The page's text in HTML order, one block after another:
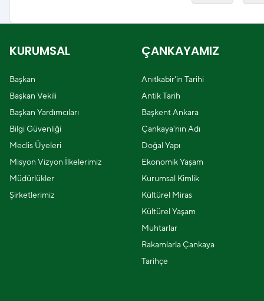
KURUMSAL
Başkan
Başkan Vekili
Başkan Yardımcıları
Bilgi Güvenliği
Meclis Üyeleri
Misyon Vizyon İlkelerimiz
Müdürlükler
Şirketlerimiz
ÇANKAYAMIZ
Anıtkabir'in Tarihi
Antik Tarih
Başkent Ankara
Çankaya'nın Adı
Doğal Yapı
Ekonomik Yaşam
Kurumsal Kimlik
Kültürel Miras
Kültürel Yaşam
Muhtarlar
Rakamlarla Çankaya
Tarihçe